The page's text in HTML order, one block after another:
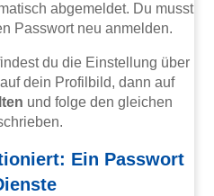
abgemeldet. Du musst
Passwort neu anmelden.
du die Einstellung über
dein Profilbild, dann auf
und folge den gleichen
Ein Passwort